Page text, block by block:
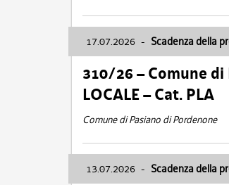
17.07.2026 - Scadenza della
310/26 – Comune di
LOCALE – Cat. PLA
Comune di Pasiano di Pordenone
13.07.2026 - Scadenza della